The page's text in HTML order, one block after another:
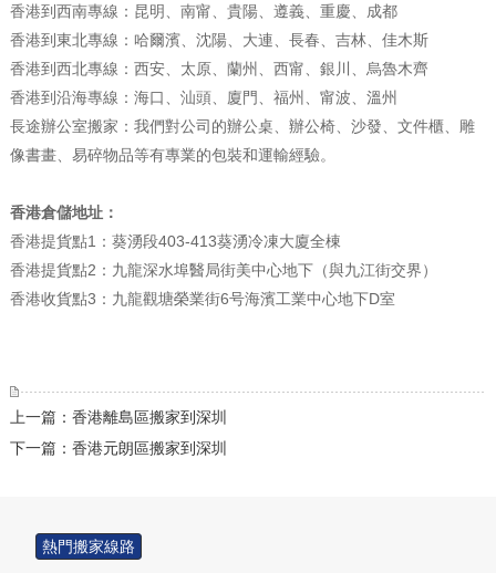
香港到西南專線：昆明、南甯、貴陽、遵義、重慶、成都
香港到東北專線：哈爾濱、沈陽、大連、長春、吉林、佳木斯
香港到西北專線：西安、太原、蘭州、西甯、銀川、烏魯木齊
香港到沿海專線：海口、汕頭、廈門、福州、甯波、溫州
長途辦公室搬家：我們對公司的辦公桌、辦公椅、沙發、文件櫃、雕
像書畫、易碎物品等有專業的包裝和運輸經驗。
香港倉儲地址：
香港提貨點1：葵湧段403-413葵湧冷凍大廈全棟
香港提貨點2：九龍深水埠醫局街美中心地下（與九江街交界）
香港收貨點3：九龍觀塘榮業街6号海濱工業中心地下D室
上一篇：香港離島區搬家到深圳
下一篇：香港元朗區搬家到深圳
熱門搬家線路